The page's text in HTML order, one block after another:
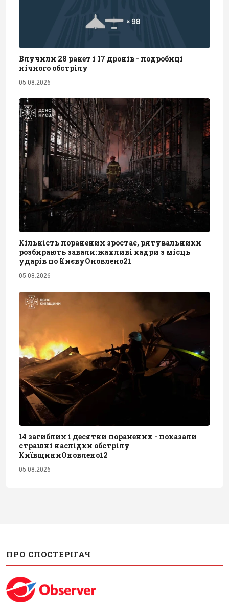
Влучили 28 ракет і 17 дронів - подробиці
нічного обстрілу
05.08.2026
Кількість поранених зростає, рятувальники
розбирають завали: жахливі кадри з місць
ударів по КиєвуОновлено21
05.08.2026
14 загиблих і десятки поранених - показали
страшні наслідки обстрілу
КиївщиниОновлено12
05.08.2026
ПРО СПОСТЕРІГАЧ